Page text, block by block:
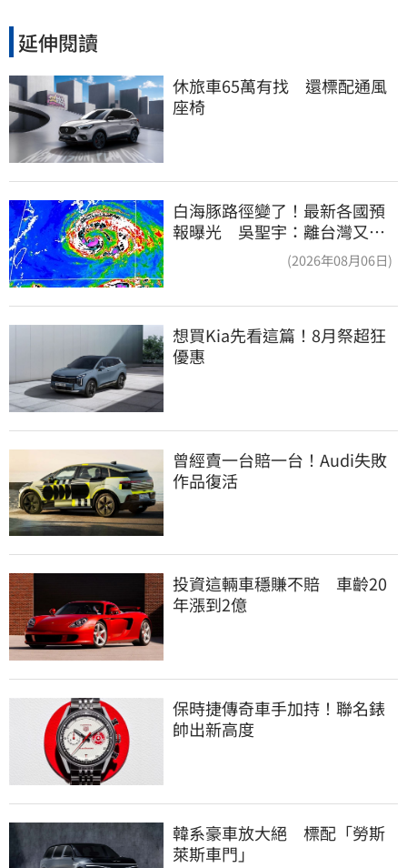
延伸閱讀
休旅車65萬有找　還標配通風
座椅
白海豚路徑變了！最新各國預
報曝光 吳聖宇：離台灣又更
(2026年08月06日)
想買Kia先看這篇！8月祭超狂
優惠
曾經賣一台賠一台！Audi失敗
作品復活
投資這輛車穩賺不賠　車齡20
年漲到2億
保時捷傳奇車手加持！聯名錶
帥出新高度
韓系豪車放大絕　標配「勞斯
萊斯車門」